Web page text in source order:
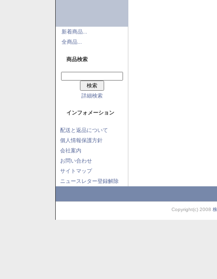
新着商品...
全商品...
商品検索
詳細検索
インフォメーション
配送と返品について
個人情報保護方針
会社案内
お問い合わせ
サイトマップ
ニュースレター登録解除
Copyright(c) 2008